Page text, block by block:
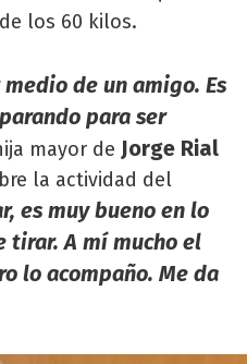
los 60 kilos.
de un amigo. Es
para ser
mayor de Jorge Rial
la actividad del
es muy bueno en lo
tirar. A mí mucho el
lo acompaño. Me da